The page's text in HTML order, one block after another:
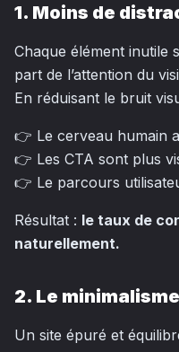
1. Moins de
Chaque élément inutile
part de l’attention du
En réduisant le bruit
👉 Le cerveau humain
👉 Les CTA sont plus
👉 Le parcours
Résultat : le taux de
naturellement.
2. Le
Un site épuré et